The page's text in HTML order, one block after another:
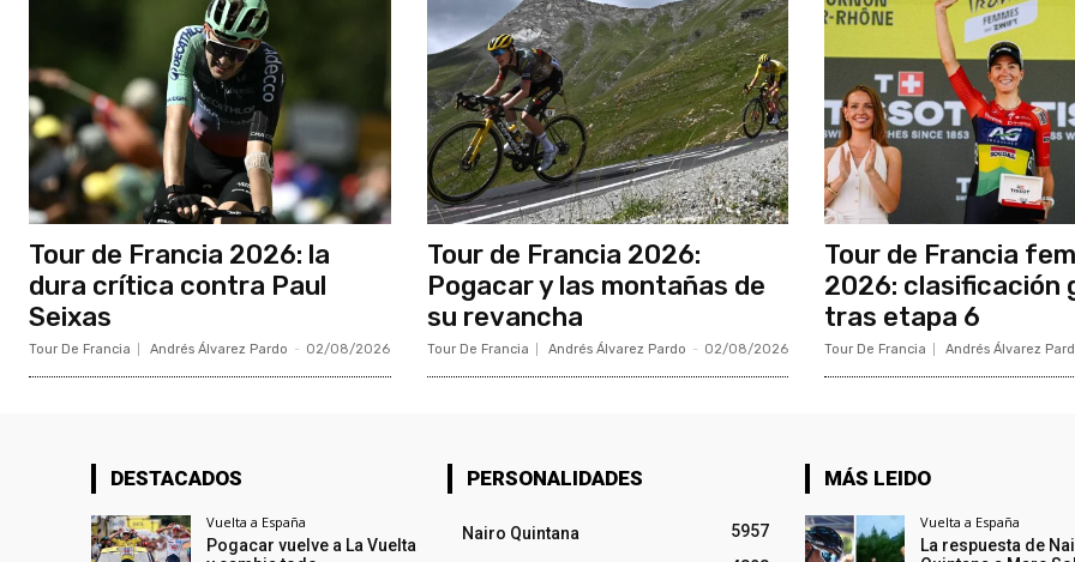
Tour de Francia 2026: la
dura crítica contra Paul
Seixas
Tour De Francia Andrés Álvarez Pardo - 02/08/2026
Tour de Francia 2026:
Pogacar y las montañas de
su revancha
Tour De Francia Andrés Álvarez Pardo - 02/08/2026
Tour de Francia
2026: clasificación
tras etapa 6
Tour De Francia Andrés Álvarez
DESTACADOS
Vuelta a España
Pogacar vuelve a La Vuelta
PERSONALIDADES
Nairo Quintana
5957
MÁS LEIDO
Vuelta a España
La respuesta de